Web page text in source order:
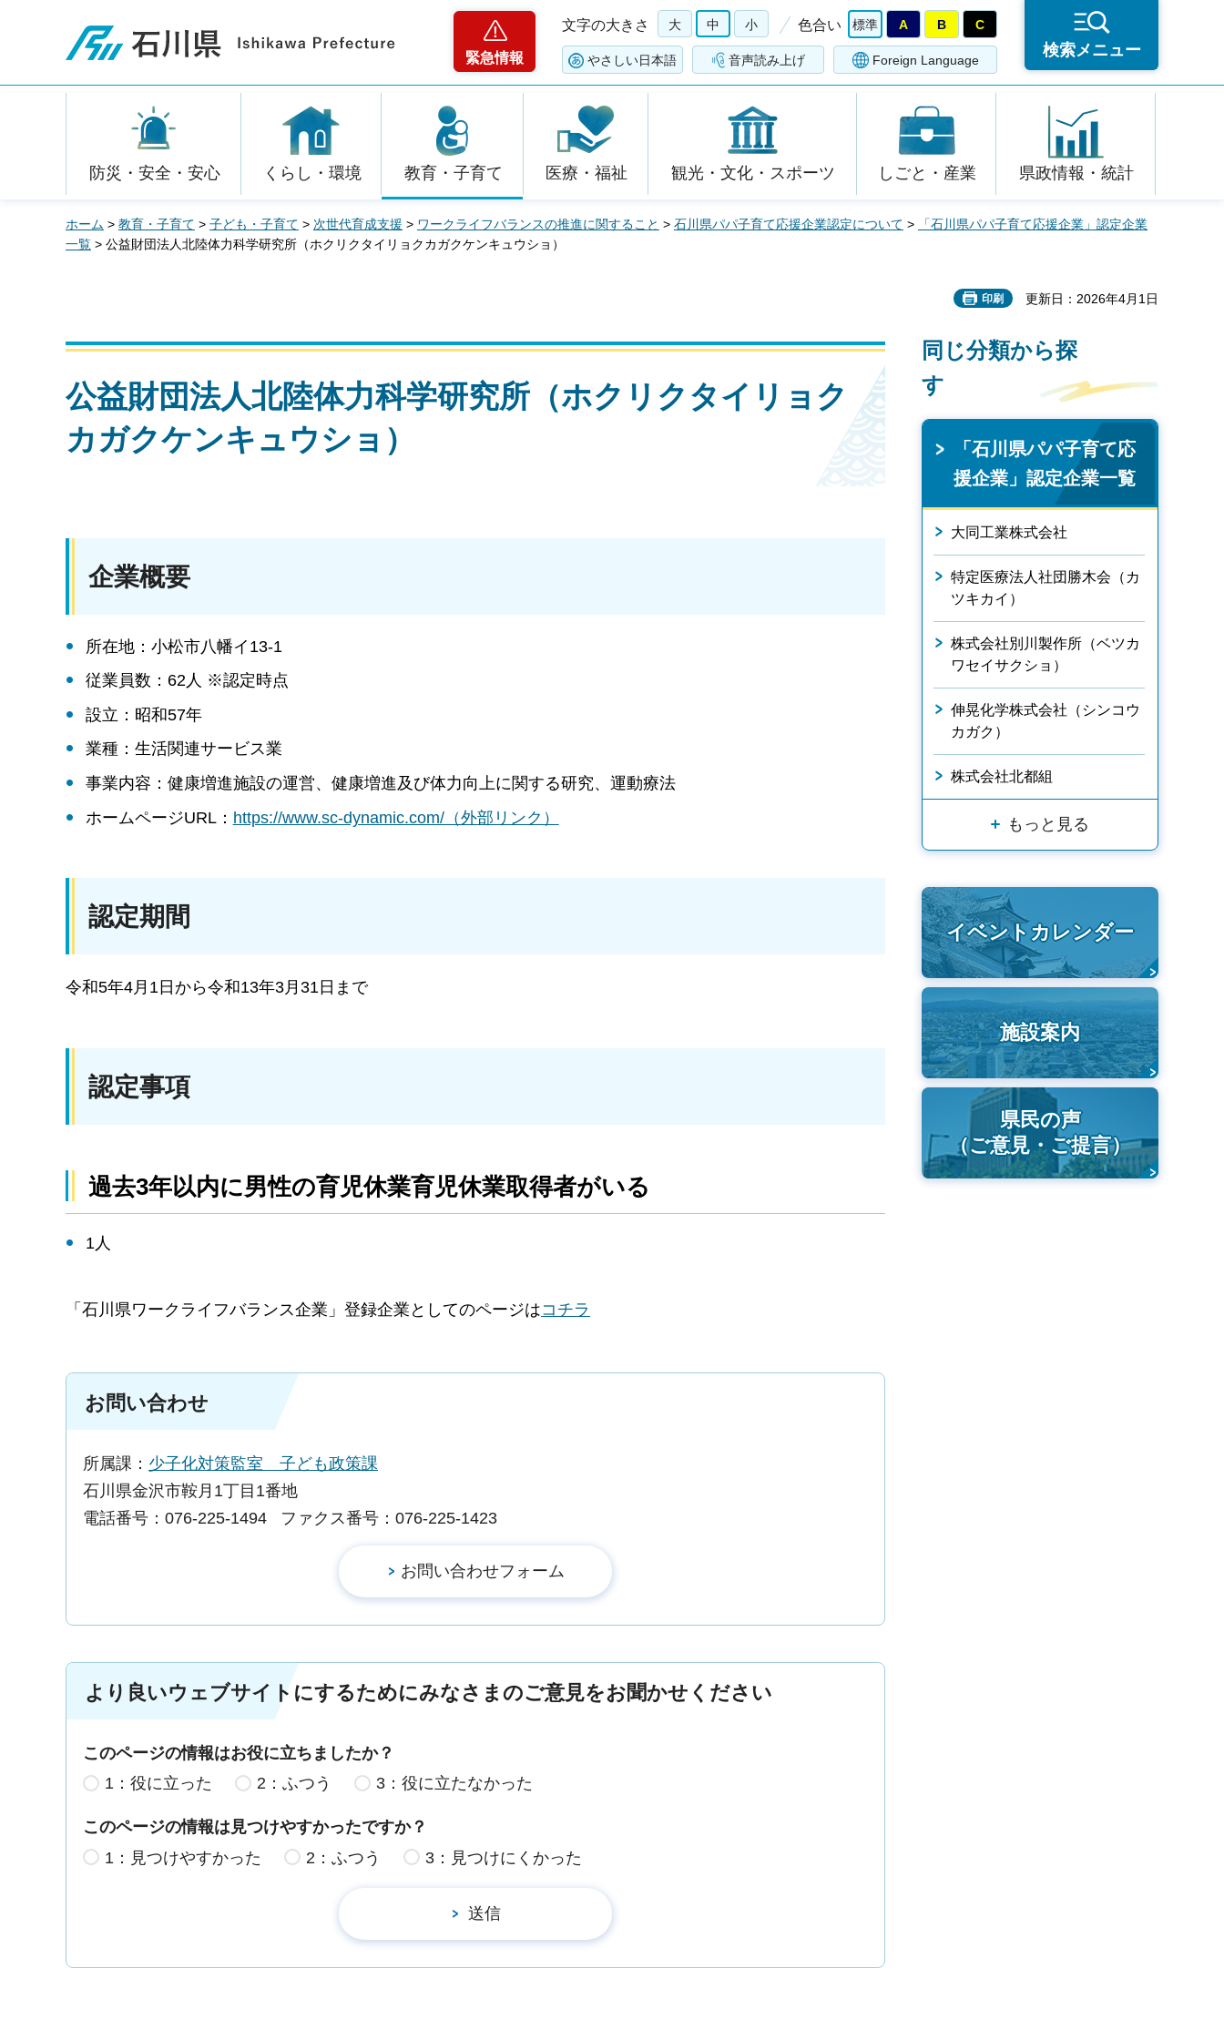
石川県
緊急情報
文字の大きさ 大 中 小 色合い 標準 A B C
やさしい日本語 音声読み上げ Foreign Language
検索メニュー
防災・安全・安心 くらし・環境 教育・子育て 医療・福祉 観光・文化・スポーツ しごと・産業 県政情報・統計
ホーム > 教育・子育て > 子ども・子育て > 次世代育成支援 > ワークライフバランスの推進に関すること > 石川県パパ子育て応援企業認定について >
「石川県パパ子育て応援企業」認定企業
一覧 > 公益財団法人北陸体力科学研究所（ホクリクタイリョクカガクケンキュウショ）
印刷 更新日：2026年4月1日
公益財団法人北陸体力科学研究所（ホクリクタイリョク
カガクケンキュウショ）
企業概要
所在地：小松市八幡イ13-1
従業員数：62人 ※認定時点
設立：昭和57年
業種：生活関連サービス業
事業内容：健康増進施設の運営、健康増進及び体力向上に関する研究、運動療法
ホームページURL： https://www.sc-dynamic.com/（外部リンク）
認定期間
令和5年4月1日から令和13年3月31日まで
認定事項
過去3年以内に男性の育児休業育児休業取得者がいる
1人
「石川県ワークライフバランス企業」登録企業としてのページはコチラ
お問い合わせ
所属課： 少子化対策監室 子ども政策課
石川県金沢市鞍月1丁目1番地
電話番号：076-225-1494
ファクス番号：076-225-1423
より良いウェブサイトにするためにみなさまのご意見をお聞かせください
このページの情報はお役に立ちましたか？
1：役に立った
2：ふつう 3：役に立たなかった
このページの情報は見つけやすかったですか？
1：見つけやすかった
2：ふつう 3：見つけにくかった
同じ分類から探
す
「石川県パパ子育て応
援企業」認定企業一覧
大同工業株式会社
特定医療法人社団勝木会（カ
ツキカイ）
株式会社別川製作所（ベツカ
ワセイサクショ）
伸晃化学株式会社（シンコウ
カガク）
株式会社北都組
もっと見る
イベントカレンダー
施設案内
県民の声
（ご意見・ご提言）